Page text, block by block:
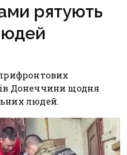
рятують
Донеччини щодня
людей.